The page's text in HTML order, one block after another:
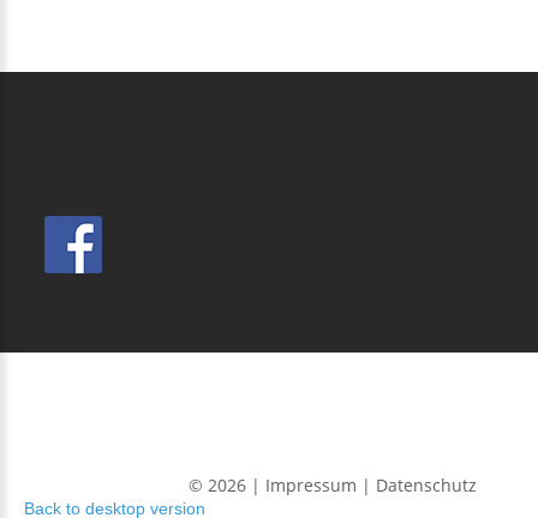
© 2026 Impressum | Datenschutz
Back to desktop version